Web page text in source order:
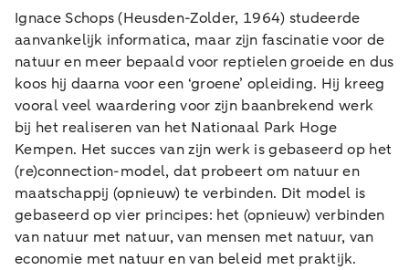
Ignace Schops (Heusden-Zolder, 1964) studeerde
aanvankelijk informatica, maar zijn fascinatie voor de
natuur en meer bepaald voor reptielen groeide en dus
koos hij daarna voor een ‘groene’ opleiding. Hij kreeg
vooral veel waardering voor zijn baanbrekend werk
bij het realiseren van het Nationaal Park Hoge
Kempen. Het succes van zijn werk is gebaseerd op het
(re)connection-model, dat probeert om natuur en
maatschappij (opnieuw) te verbinden. Dit model is
gebaseerd op vier principes: het (opnieuw) verbinden
van natuur met natuur, van mensen met natuur, van
economie met natuur en van beleid met praktijk.